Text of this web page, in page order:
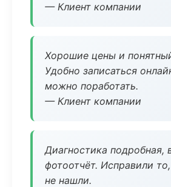
— Клиент компании
Хорошие цены и
Удобно записаться
можно поработать.
— Клиент компании
Диагностика подробная,
фотоотчёт. Исправили
не нашли.